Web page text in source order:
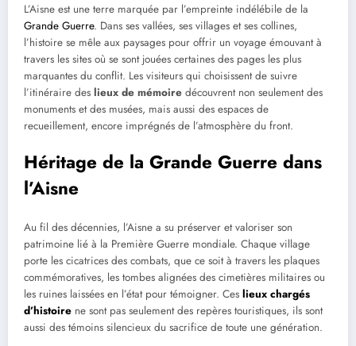
L’Aisne est une terre marquée par l’empreinte indélébile de la
Grande Guerre. Dans ses vallées, ses villages et ses collines,
l’histoire se mêle aux paysages pour offrir un voyage émouvant à
travers les sites où se sont jouées certaines des pages les plus
marquantes du conflit. Les visiteurs qui choisissent de suivre
l’itinéraire des lieux de mémoire découvrent non seulement des
monuments et des musées, mais aussi des espaces de
recueillement, encore imprégnés de l’atmosphère du front.
Héritage de la Grande Guerre dans
l’Aisne
Au fil des décennies, l’Aisne a su préserver et valoriser son
patrimoine lié à la Première Guerre mondiale. Chaque village
porte les cicatrices des combats, que ce soit à travers les plaques
commémoratives, les tombes alignées des cimetières militaires ou
les ruines laissées en l’état pour témoigner. Ces lieux chargés
d’histoire ne sont pas seulement des repères touristiques, ils sont
aussi des témoins silencieux du sacrifice de toute une génération.